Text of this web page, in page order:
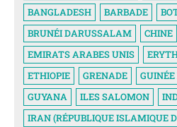
BANGLADESH
BARBADE
BRUNÉI DARUSSALAM
CHINE
EMIRATS ARABES UNIS
ETHIOPIE
GRENADE
GUYANA
ILES SALOMON
IRAN (RÉPUBLIQUE ISLAMIQUE